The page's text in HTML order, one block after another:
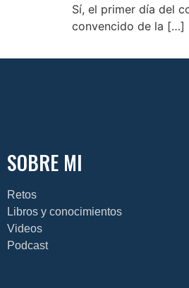
Sí, el primer día del
convencido de la […]
SOBRE MI
Retos
Libros y conocimientos
Videos
Podcast